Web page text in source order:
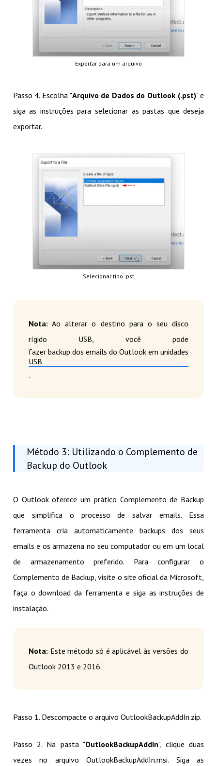
Exportar para um arquivo
Passo 4. Escolha "Arquivo de Dados do Outlook (.pst)" e
siga as instruções para selecionar as pastas que deseja
exportar.
Selecionar tipo .pst
Nota: Ao alterar o destino para o seu disco
rígido USB, você pode
fazer backup dos emails do Outlook em unidades
USB
.
Método 3: Utilizando o Complemento de
Backup do Outlook
O Outlook oferece um prático Complemento de Backup
que simplifica o processo de salvar emails. Essa
ferramenta cria automaticamente backups dos seus
emails e os armazena no seu computador ou em um local
de armazenamento preferido. Para configurar o
Complemento de Backup, visite o site oficial da Microsoft,
faça o download da ferramenta e siga as instruções de
instalação.
Nota: Este método só é aplicável às versões do
Outlook 2013 e 2016.
Passo 1. Descompacte o arquivo OutlookBackupAddIn.zip.
Passo 2. Na pasta "OutlookBackupAddIn", clique duas
vezes no arquivo OutlookBackupAddIn.msi. Siga as